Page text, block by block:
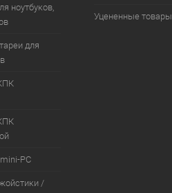
ноутбуков,
для
PC
/
Уцененные товары